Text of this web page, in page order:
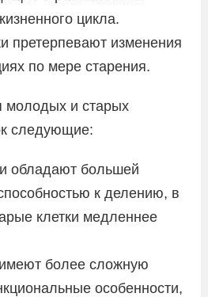
цикла.
претерпевают изменения
по мере старения.
молодых и старых
следующие:
обладают большей
к делению, в
клетки медленнее
более сложную
особенности,